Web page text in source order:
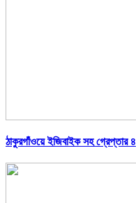
ঠাকুরগাঁওয়ে ইজিবাইক সহ গ্রেপ্তার ৪